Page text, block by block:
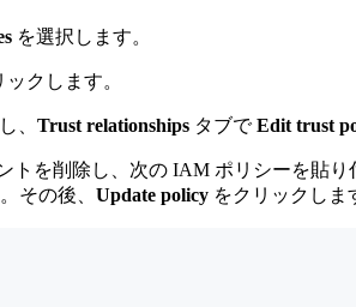
を選択します。
クします。
、 Trust relationships タブでEdit trust
トを削除し、次の IAM ポリシーを貼
その後、 Update policy をクリックしま